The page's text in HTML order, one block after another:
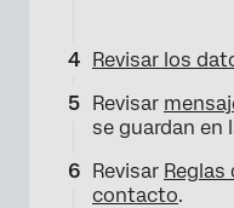
Revisar los
Revisar
se guardan en
Revisar Reglas
contacto.